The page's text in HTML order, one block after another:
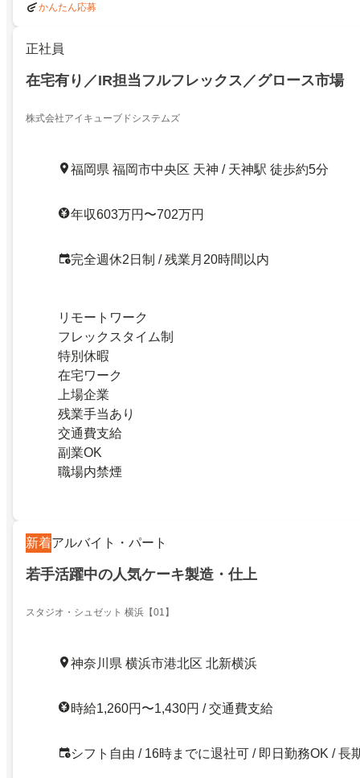
かんたん応募
正社員
在宅有り／IR担当フルフレックス／グロース市場
株式会社アイキューブドシステムズ
福岡県 福岡市中央区 天神 / 天神駅 徒歩約5分
年収603万円〜702万円
完全週休2日制 / 残業月20時間以内
リモートワーク
フレックスタイム制
特別休暇
在宅ワーク
上場企業
残業手当あり
交通費支給
副業OK
職場内禁煙
新着アルバイト・パート
若手活躍中の人気ケーキ製造・仕上
スタジオ・シュゼット 横浜【01】
神奈川県 横浜市港北区 北新横浜
時給1,260円〜1,430円 / 交通費支給
シフト自由 / 16時までに退社可 / 即日勤務OK / 長